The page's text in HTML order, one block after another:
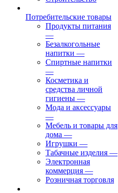
Потребительские товары
Продукты питания
—
Безалкогольные
напитки —
Спиртные напитки
—
Косметика и
средства личной
гигиены —
Мода и аксессуары
—
Мебель и товары для
дома —
Игрушки —
Табачные изделия —
Электронная
коммерция —
Розничная торговля